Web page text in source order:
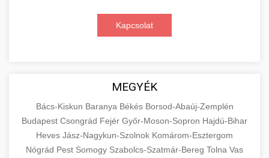
Visit Service Center
Comprehensive online marketing services
including SEO, social media management, and
aimarketingugynokseg.hu
digital agency services
🛴 3. legjobb elektromos roller
Compare top models, features, and prices to
View Top Models e-scooter reviews
🔗 4. prémium linképítés
High-quality backlink acquisition services to
boost your website's authority and search
engine rankings. White-hat techniques only.
📦 5. termékek és
szolgáltatások
+
Kapcsolat
MEGYÉK
Bács-Kiskun Baranya Békés Borsod-Abaúj-Zemplén
Budapest Csongrád Fejér Győr-Moson-Sopron Hajdú-Bihar
Heves Jász-Nagykun-Szolnok Komárom-Esztergom
Nógrád Pest Somogy Szabolcs-Szatmár-Bereg Tolna Vas